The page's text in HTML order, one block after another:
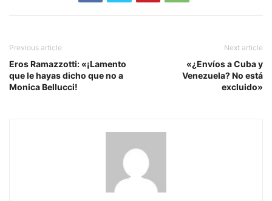
Previous article
Eros Ramazzotti: «¡Lamento
que le hayas dicho que no a
Monica Bellucci!
Next article
«¿Envíos a Cuba y
Venezuela? No está
excluido»